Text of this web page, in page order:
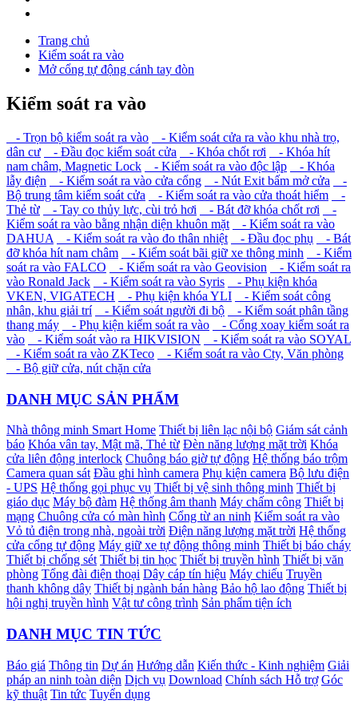
Trang chủ
Kiểm soát ra vào
Mở cổng tự động cánh tay đòn
Kiểm soát ra vào
- Trọn bộ kiểm soát ra vào
- Kiểm soát cửa ra vào khu nhà trọ,
dân cư
- Đầu đọc kiểm soát cửa - Khóa chốt rơi
- Khóa hít
nam châm, Magnetic Lock
- Kiểm soát ra vào độc lập
- Khóa
lẫy điện
- Kiểm soát ra vào cửa cổng - Nút Exit bấm mở cửa
-
Bộ trung tâm kiểm soát cửa
- Kiểm soát ra vào cửa thoát hiểm
-
Thẻ từ
- Tay co thủy lực, cùi trỏ hơi - Bát đỡ khóa chốt rơi
-
Kiểm soát ra vào bằng nhận diện khuôn mặt
- Kiểm soát ra vào
DAHUA
- Kiểm soát ra vào đo thân nhiệt - Đầu đọc phụ
- Bát
đỡ khóa hít nam châm
- Kiểm soát bãi giữ xe thông minh
- Kiểm
soát ra vào FALCO
- Kiểm soát ra vào Geovision
- Kiểm soát ra
vào Ronald Jack
- Kiểm soát ra vào Syris
- Phụ kiện khóa
VKEN, VIGATECH
- Phụ kiện khóa YLI
- Kiểm soát công
nhân, khu giải trí
- Kiểm soát người đi bộ
- Kiểm soát phân tầng
thang máy
- Phụ kiện kiểm soát ra vào
- Cổng xoay kiểm soát ra
vào
- Kiểm soát vào ra HIKVISION
- Kiểm soát ra vào SOYAL
- Kiểm soát ra vào ZKTeco
- Kiểm soát ra vào Cty, Văn phòng
- Bộ giữ cửa, nút chặn cửa
DANH MỤC SẢN PHẨM
Nhà thông minh Smart Home Thiết bị liên lạc nội bộ Giám sát cảnh
báo Khóa vân tay, Mật mã, Thẻ từ Đèn năng lượng mặt trời Khóa
cửa liên động interlock Chuông báo giờ tự động Hệ thống báo trộm
Camera quan sát Đầu ghi hình camera Phụ kiện camera Bộ lưu điện
- UPS Hệ thống gọi phục vụ Thiết bị vệ sinh thông minh Thiết bị
giáo dục Máy bộ đàm Hệ thống âm thanh Máy chấm công Thiết bị
mạng Chuông cửa có màn hình Cổng từ an ninh Kiểm soát ra vào
Vỏ tủ điện trong nhà, ngoài trời Điện năng lượng mặt trời Hệ thống
cửa cổng tự động Máy giữ xe tự động thông minh Thiết bị báo cháy
Thiết bị chống sét Thiết bị tin học Thiết bị truyền hình Thiết bị văn
phòng Tổng đài điện thoại Dây cáp tín hiệu Máy chiếu Truyền
thanh không dây Thiết bị ngành bán hàng Bảo hộ lao động Thiết bị
hội nghị truyền hình Vật tư công trình Sản phẩm tiện ích
DANH MỤC TIN TỨC
Báo giá Thông tin Dự án Hướng dẫn Kiến thức - Kinh nghiệm Giải
pháp an ninh toàn diện Dịch vụ Download Chính sách Hỗ trợ Góc
kỹ thuật Tin tức Tuyển dụng